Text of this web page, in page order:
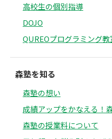
高校生の個別指導
DOJO
QUREOプログラミング教
森塾を知る
森塾の想い
成績アップをかなえる！
森塾の授業料について